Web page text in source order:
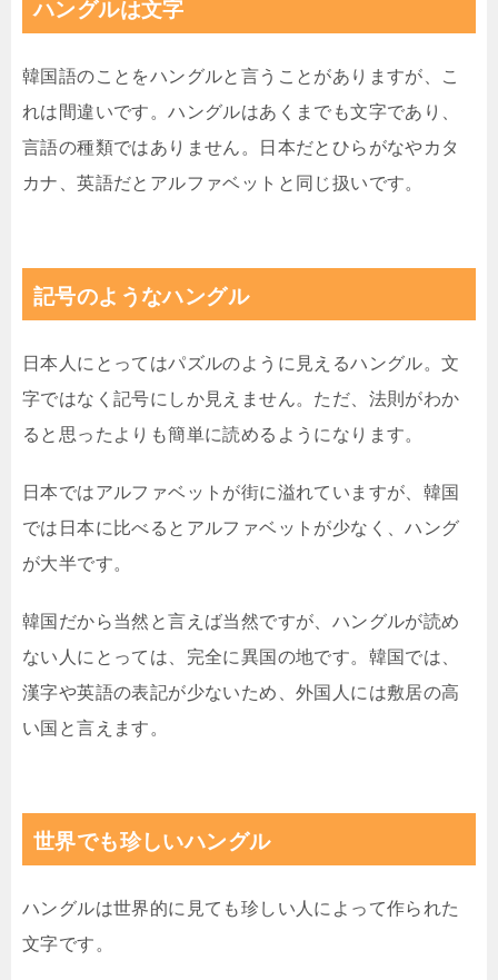
ハングルは文字
韓国語のことをハングルと言うことがありますが、こ
れは間違いです。ハングルはあくまでも文字であり、
言語の種類ではありません。日本だとひらがなやカタ
カナ、英語だとアルファベットと同じ扱いです。
記号のようなハングル
日本人にとってはパズルのように見えるハングル。文
字ではなく記号にしか見えません。ただ、法則がわか
ると思ったよりも簡単に読めるようになります。
日本ではアルファベットが街に溢れていますが、韓国
では日本に比べるとアルファベットが少なく、ハング
が大半です。
韓国だから当然と言えば当然ですが、ハングルが読め
ない人にとっては、完全に異国の地です。韓国では、
漢字や英語の表記が少ないため、外国人には敷居の高
い国と言えます。
世界でも珍しいハングル
ハングルは世界的に見ても珍しい人によって作られた
文字です。